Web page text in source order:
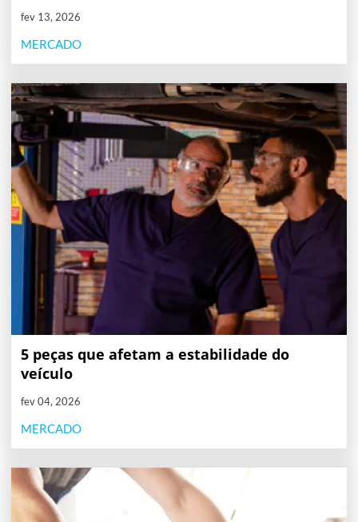
fev 13, 2026
MERCADO
5 peças que afetam a estabilidade do
veículo
fev 04, 2026
MERCADO